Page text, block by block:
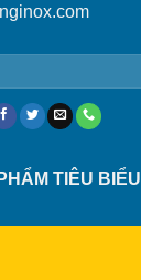
TIÊU BIỂU